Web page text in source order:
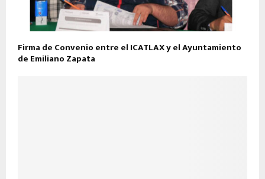
Firma de Convenio entre el ICATLAX y el Ayuntamiento
de Emiliano Zapata